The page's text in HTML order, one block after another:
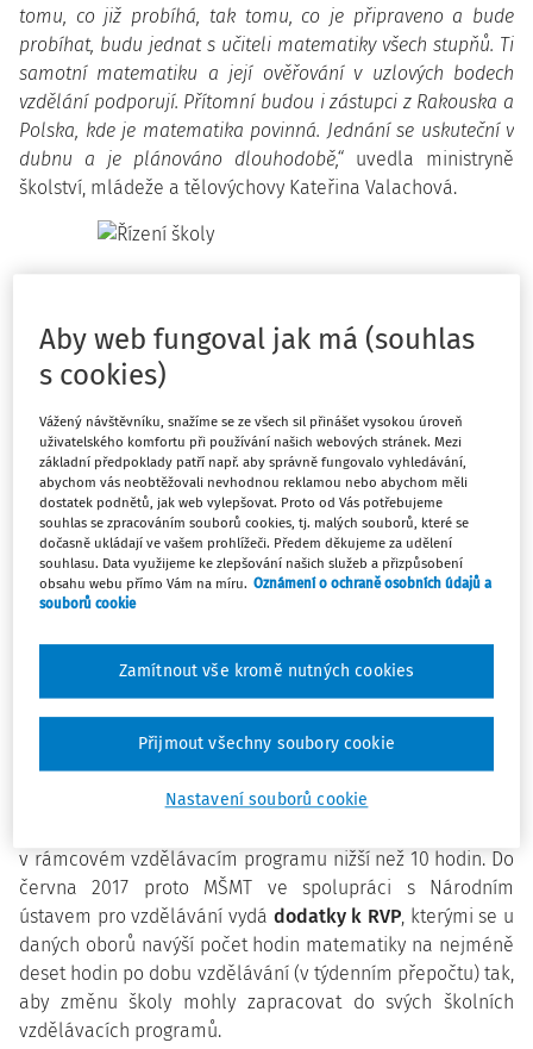
tomu, co již probíhá, tak tomu, co je připraveno a bude
probíhat, budu jednat s učiteli matematiky všech stupňů. Ti
samotní matematiku a její ověřování v uzlových bodech
vzdělání podporují. Přítomní budou i zástupci z Rakouska a
Polska, kde je matematika povinná. Jednání se uskuteční v
dubnu a je plánováno dlouhodobě,“ uvedla ministryně
školství, mládeže a tělovýchovy Kateřina Valachová.
maturity z matematiky. Tento postup byl projednán se
školskými asociacemi i s tripartitou a panuje na něm
shoda. Žáci, kteří se nyní hlásí na gymnázia a lycea, tak již
ví, že je od jarního zkušebního období v roce 2021 bude
čekat zkouška z cizího jazyka i matematiky. Od školního
roku 2021/2022 pak bude maturita ze tří předmětů
povinná pro všechny obory vzdělání s výjimkou
zdravotnických, sociálních a uměleckých. Ve školním roce
2020/2021 přitom budou moci žáci středních odborných
škol skládat maturitu z matematiky dobrovolně v rámci
nepovinné zkoušky společné části, případně si zvolit
zkoušku Matematika+, což je zkouška vyšší úrovně, na
kterou se žáci hlásí samostatně mimo společnou
i profilovou část maturity. Díky této zkoušce pak mohou být
Důvodem ročního odkladu povinné maturity z matematiky
u středních odborných škol je fakt, že některé obory mají
v rámcovém vzdělávacím programu nižší než 10 hodin. Do
června 2017 proto MŠMT ve spolupráci s Národním
ústavem pro vzdělávání vydá dodatky k RVP, kterými se u
daných oborů navýší počet hodin matematiky na nejméně
deset hodin po dobu vzdělávání (v týdenním přepočtu) tak,
aby změnu školy mohly zapracovat do svých školních
vzdělávacích programů.
Aby web fungoval jak má (souhlas
s cookies)
Vážený návštěvníku, snažíme se ze všech sil přinášet vysokou úroveň
uživatelského komfortu při používání našich webových stránek. Mezi
základní předpoklady patří např. aby správně fungovalo vyhledávání,
abychom vás neobtěžovali nevhodnou reklamou nebo abychom měli
dostatek podnětů, jak web vylepšovat. Proto od Vás potřebujeme
souhlas se zpracováním souborů cookies, tj. malých souborů, které se
dočasně ukládají ve vašem prohlížeči. Předem děkujeme za udělení
souhlasu. Data využijeme ke zlepšování našich služeb a přizpůsobení
obsahu webu přímo Vám na míru. Oznámení o ochraně osobních údajů a
souborů cookie
Nastavení souborů cookie
Zamítnout vše kromě nutných cookies
Přijmout všechny soubory cookie